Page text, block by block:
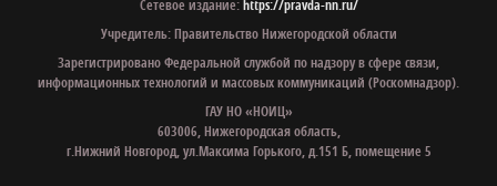
Также она напомнила, что с сегодняшнего дня уже можно
подавать заявления на регистрацию брака на 8 июля следующего
года. Эта дата традиционно пользуется большой популярностью
у нижегородских пар, поэтому тем, кто мечтает начать семейную
историю именно в этот день, стоит позаботиться о подаче
Главное управление ЗАГС Нижегородской области продолжает